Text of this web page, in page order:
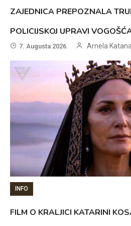
ZAJEDNICA PREPOZNALA
POLICIJSKOJ UPRAVI
7. Augusta 2026. Arnela
INFO
FILM O KRALJICI KATARINI